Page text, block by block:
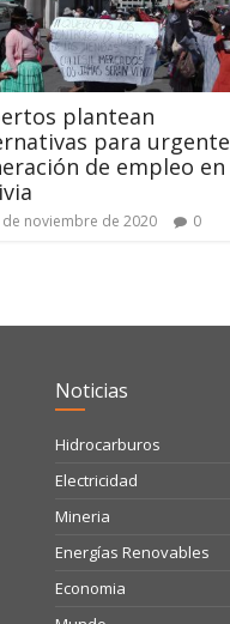
plantean
para urgente
de empleo en
de noviembre de 2020 0
Noticias
Hidrocarburos
Electricidad
Mineria
Energías Renovables
Economia